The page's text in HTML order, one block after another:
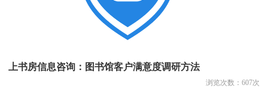
上书房信息咨询：图书馆客户满意度调研方法
浏览次数： 607次